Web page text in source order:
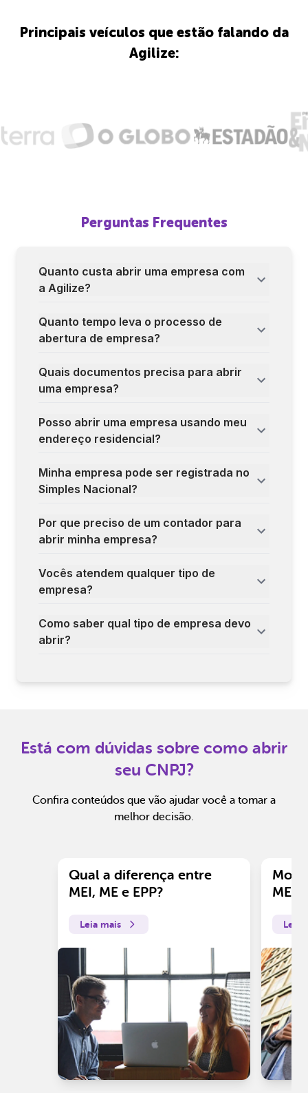
Principais veículos que estão falando da
Agilize:
Perguntas Frequentes
Quanto custa abrir uma empresa com
a Agilize?
Quanto tempo leva o processo de
abertura de empresa?
Quais documentos precisa para abrir
uma empresa?
Posso abrir uma empresa usando meu
endereço residencial?
Minha empresa pode ser registrada no
Simples Nacional?
Por que preciso de um contador para
abrir minha empresa?
Vocês atendem qualquer tipo de
empresa?
Como saber qual tipo de empresa devo
abrir?
Está com dúvidas sobre como abrir
seu CNPJ?
Confira conteúdos que vão ajudar você a tomar a
melhor decisão.
Qual a diferença entre
MEI, ME e EPP?
Leia mais
ME?
Leia